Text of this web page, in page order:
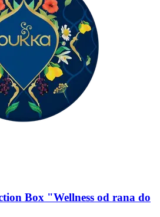
Box "Wellness od rana do